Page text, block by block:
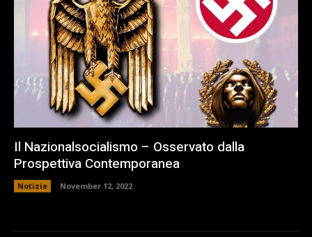
Il Nazionalsocialismo – Osservato dalla
Prospettiva Contemporanea
Notizie November 12, 2022